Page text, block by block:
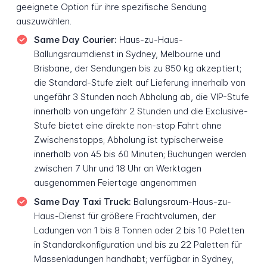
geeignete Option für ihre spezifische Sendung
auszuwählen.
Same Day Courier: Haus-zu-Haus-
Ballungsraumdienst in Sydney, Melbourne und
Brisbane, der Sendungen bis zu 850 kg akzeptiert;
die Standard-Stufe zielt auf Lieferung innerhalb von
ungefähr 3 Stunden nach Abholung ab, die VIP-Stufe
innerhalb von ungefähr 2 Stunden und die Exclusive-
Stufe bietet eine direkte non-stop Fahrt ohne
Zwischenstopps; Abholung ist typischerweise
innerhalb von 45 bis 60 Minuten; Buchungen werden
zwischen 7 Uhr und 18 Uhr an Werktagen
ausgenommen Feiertage angenommen
Same Day Taxi Truck: Ballungsraum-Haus-zu-
Haus-Dienst für größere Frachtvolumen, der
Ladungen von 1 bis 8 Tonnen oder 2 bis 10 Paletten
in Standardkonfiguration und bis zu 22 Paletten für
Massenladungen handhabt; verfügbar in Sydney,